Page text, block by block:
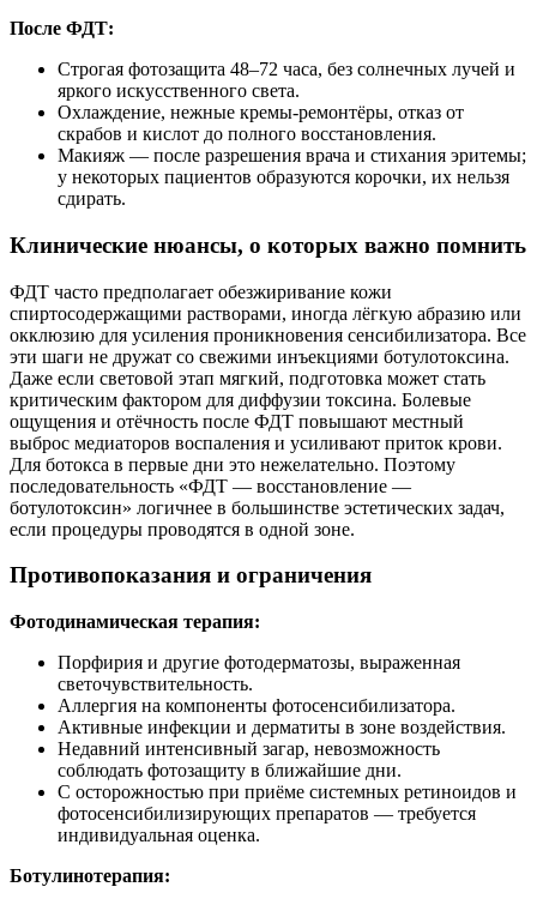
После ФДТ:
Строгая фотозащита 48–72 часа, без солнечных лучей и
яркого искусственного света.
Охлаждение, нежные кремы-ремонтёры, отказ от
скрабов и кислот до полного восстановления.
Макияж — после разрешения врача и стихания эритемы;
у некоторых пациентов образуются корочки, их нельзя
сдирать.
Клинические нюансы, о которых важно помнить
ФДТ часто предполагает обезжиривание кожи
спиртосодержащими растворами, иногда лёгкую абразию или
окклюзию для усиления проникновения сенсибилизатора. Все
эти шаги не дружат со свежими инъекциями ботулотоксина.
Даже если световой этап мягкий, подготовка может стать
критическим фактором для диффузии токсина. Болевые
ощущения и отёчность после ФДТ повышают местный
выброс медиаторов воспаления и усиливают приток крови.
Для ботокса в первые дни это нежелательно. Поэтому
последовательность «ФДТ — восстановление —
ботулотоксин» логичнее в большинстве эстетических задач,
если процедуры проводятся в одной зоне.
Противопоказания и ограничения
Фотодинамическая терапия:
Порфирия и другие фотодерматозы, выраженная
светочувствительность.
Аллергия на компоненты фотосенсибилизатора.
Активные инфекции и дерматиты в зоне воздействия.
Недавний интенсивный загар, невозможность
соблюдать фотозащиту в ближайшие дни.
С осторожностью при приёме системных ретиноидов и
фотосенсибилизирующих препаратов — требуется
индивидуальная оценка.
Ботулинотерапия: